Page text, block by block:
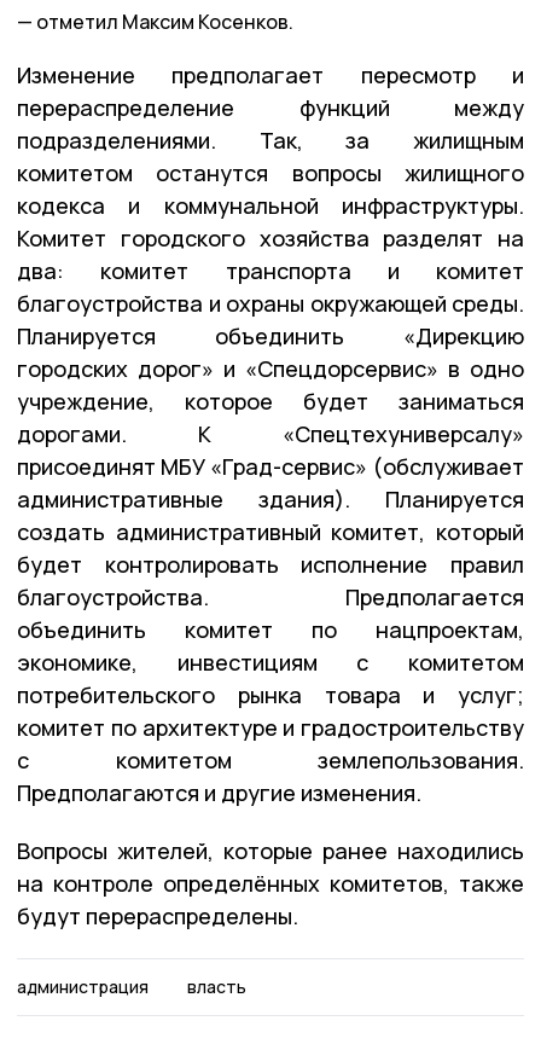
отметил Максим Косенков.
Изменение предполагает пересмотр и
перераспределение функций между
подразделениями. Так, за жилищным
комитетом останутся вопросы жилищного
кодекса и коммунальной инфраструктуры.
Комитет городского хозяйства разделят на
два: комитет транспорта и комитет
благоустройства и охраны окружающей среды.
Планируется объединить «Дирекцию
городских дорог» и «Спецдорсервис» в одно
учреждение, которое будет заниматься
дорогами. К «Спецтехуниверсалу»
присоединят МБУ «Град-сервис» (обслуживает
административные здания). Планируется
создать административный комитет, который
будет контролировать исполнение правил
благоустройства. Предполагается
объединить комитет по нацпроектам,
экономике, инвестициям с комитетом
потребительского рынка товара и услуг;
комитет по архитектуре и градостроительству
с комитетом землепользования.
Предполагаются и другие изменения.
Вопросы жителей, которые ранее находились
на контроле определённых комитетов, также
будут перераспределены.
администрация власть